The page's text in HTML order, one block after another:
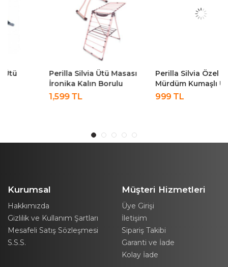
Perilla Silvia Ütü Masası
İronika Kalın Borulu
Kurutmalık Set
Perilla Silvia Özel
Mürdüm Kumaşlı Ütü
Kurumsal
Hakkımızda
Gizlilik ve Kullanım Şartları
Mesafeli Satış Sözleşmesi
S.S.S.
Müşteri Hizmetleri
Üye Girişi
İletişim
Sipariş Takibi
Garanti ve İade
Kolay İade